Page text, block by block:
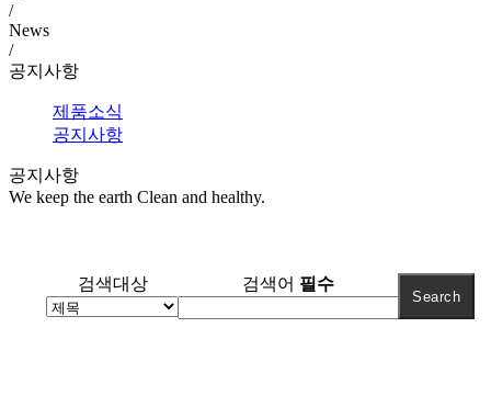
/
News
/
공지사항
제품소식
공지사항
공지사항
We keep the earth Clean and healthy.
검색대상 검색어 필수